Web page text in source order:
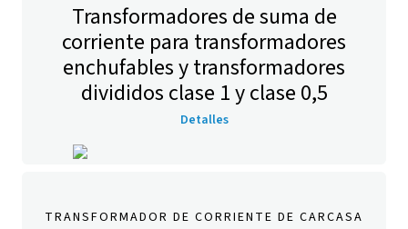
Transformadores de suma de
corriente para transformadores
enchufables y transformadores
divididos clase 1 y clase 0,5
Detalles
TRANSFORMADOR DE CORRIENTE DE CARCASA